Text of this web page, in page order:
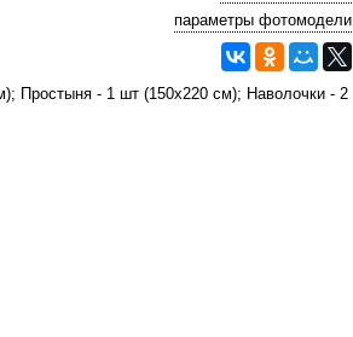
параметры фотомодели
Простыня - 1 шт (150х220 см); Наволочки - 2